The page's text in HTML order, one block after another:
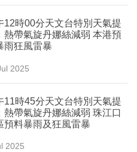
12時00分天文台特別天氣提
熱帶氣旋丹娜絲減弱 本港預
雨狂風雷暴
2025
11時45分天文台特別天氣提
熱帶氣旋丹娜絲減弱 珠江口
預料暴雨及狂風雷暴
2025